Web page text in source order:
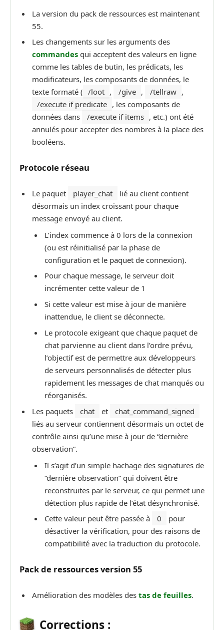
La version du pack de ressources est maintenant
55.
Les changements sur les arguments des
commandes qui acceptent des valeurs en ligne
comme les tables de butin, les prédicats, les
modificateurs, les composants de données, le
texte formaté ( /loot , /give , /tellraw ,
/execute if predicate , les composants de
données dans
/execute if items , etc.) ont été
annulés pour accepter des nombres à la place des
booléens.
Protocole réseau
Le paquet player_chat
lié au client contient
désormais un index croissant pour chaque
message envoyé au client.
L’index commence à 0 lors de la connexion
(ou est réinitialisé par la phase de
configuration et le paquet de connexion).
Pour chaque message, le serveur doit
incrémenter cette valeur de 1
Si cette valeur est mise à jour de manière
inattendue, le client se déconnecte.
Le protocole exigeant que chaque paquet de
chat parvienne au client dans l’ordre prévu,
l’objectif est de permettre aux développeurs
de serveurs personnalisés de détecter plus
rapidement les messages de chat manqués ou
réorganisés.
Les paquets
chat et
chat_command_signed
liés au serveur contiennent désormais un octet de
contrôle ainsi qu’une mise à jour de “dernière
observation”.
Il s’agit d’un simple hachage des signatures de
“dernière observation” qui doivent être
reconstruites par le serveur, ce qui permet une
détection plus rapide de l’état désynchronisé.
Cette valeur peut être passée à
0
pour
désactiver la vérification, pour des raisons de
compatibilité avec la traduction du protocole.
Pack de ressources version 55
Amélioration des modèles des tas de feuilles.
Corrections :